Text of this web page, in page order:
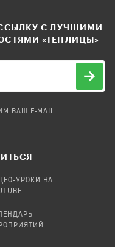
С ЛУЧШИМИ
«ТЕПЛИЦЫ»
ВАШ E-MAIL
УРОКИ НА